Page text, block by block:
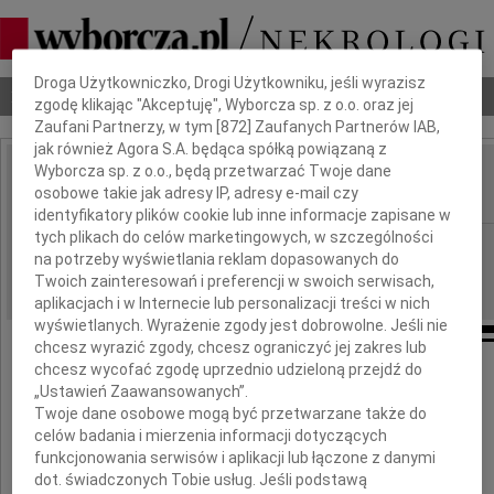
Nekrologi Odeszli Poradnik pogrzebowy
IMIĘ I NAZWISKO: Anna Radziwiłł
REGION: Warszawa
DATA EMISJI: 30.01.2009
naszą Panią Profesor
Dbamy o Twoją prywatność
Droga Użytkowniczko, Drogi Użytkowniku, jeśli wyrazisz
zgodę klikając "Akceptuję", Wyborcza sp. z o.o. oraz jej
Zaufani Partnerzy, w tym [872 ] Zaufanych Partnerów IAB,
jak również Agora S.A. będąca spółką powiązaną z
Wyborcza sp. z o.o., będą przetwarzać Twoje dane
osobowe takie jak adresy IP, adresy e-mail czy
identyfikatory plików cookie lub inne informacje zapisane w
tych plikach do celów marketingowych, w szczególności
na potrzeby wyświetlania reklam dopasowanych do
Twoich zainteresowań i preferencji w swoich serwisach,
aplikacjach i w Internecie lub personalizacji treści w nich
wyświetlanych. Wyrażenie zgody jest dobrowolne. Jeśli nie
chcesz wyrazić zgody, chcesz ograniczyć jej zakres lub
chcesz wycofać zgodę uprzednio udzieloną przejdź do
„Ustawień Zaawansowanych”.
Twoje dane osobowe mogą być przetwarzane także do
celów badania i mierzenia informacji dotyczących
funkcjonowania serwisów i aplikacji lub łączone z danymi
dot. świadczonych Tobie usług. Jeśli podstawą